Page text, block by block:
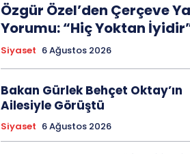
Özgür Özel’den Çerçeve
Yorumu: “Hiç Yoktan
Siyaset 6 Ağustos 2026
Bakan Gürlek Behçet Oktay’ın
Ailesiyle Görüştü
Siyaset 6 Ağustos 2026